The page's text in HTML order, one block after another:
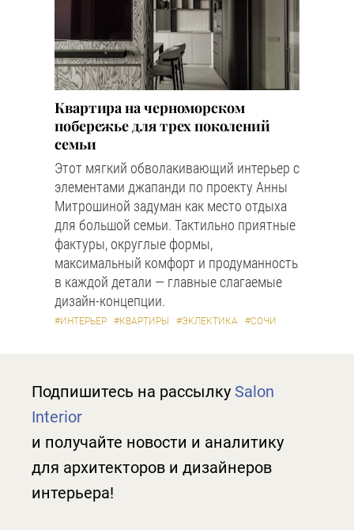
Квартира на черноморском
побережье для трех поколений
семьи
Этот мягкий обволакивающий интерьер с
элементами джапанди по проекту Анны
Митрошиной задуман как место отдыха
для большой семьи. Тактильно приятные
фактуры, округлые формы,
максимальный комфорт и продуманность
в каждой детали — главные слагаемые
дизайн-концепции.
#ИНТЕРЬЕР #КВАРТИРЫ #ЭКЛЕКТИКА #СОЧИ
Подпишитесь на рассылку Salon
Interior
и получайте новости и аналитику
для архитекторов и дизайнеров
интерьера!